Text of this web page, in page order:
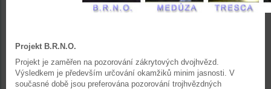
Projekt B.R.N.O.
Projekt je zaměřen na pozorování zákrytových dvojhvězd.
Výsledkem je především určování okamžiků minim jasnosti. V
současné době jsou preferována pozorování trojhvězdných